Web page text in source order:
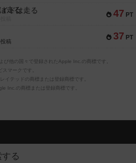
47 PT
ドは走る
37 PT
稿
他の国々で登録されたApple Inc.の商標です。
マークです。
イテッドの商標または登録商標です。
Inc.の商標または登録商標です。
る